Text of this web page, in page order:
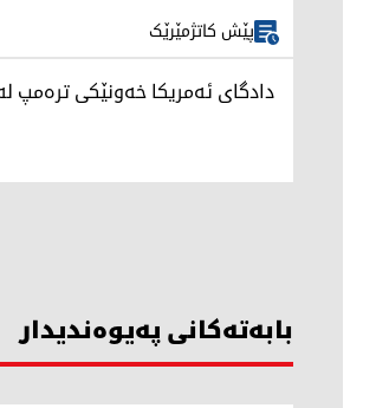
پێش کاتژمێرێک
دادگای ئەمریکا خەونێکی ترەمپ
بابەتەکانی پەیوەندیدار